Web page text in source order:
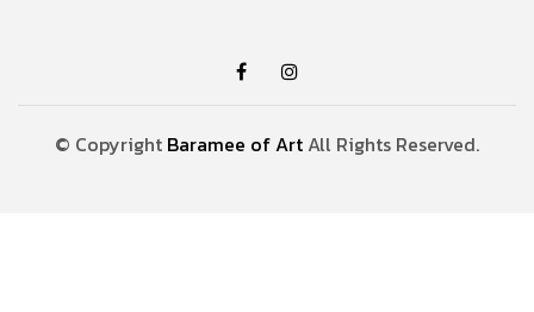
© Copyright Baramee of Art All Rights Reserved.